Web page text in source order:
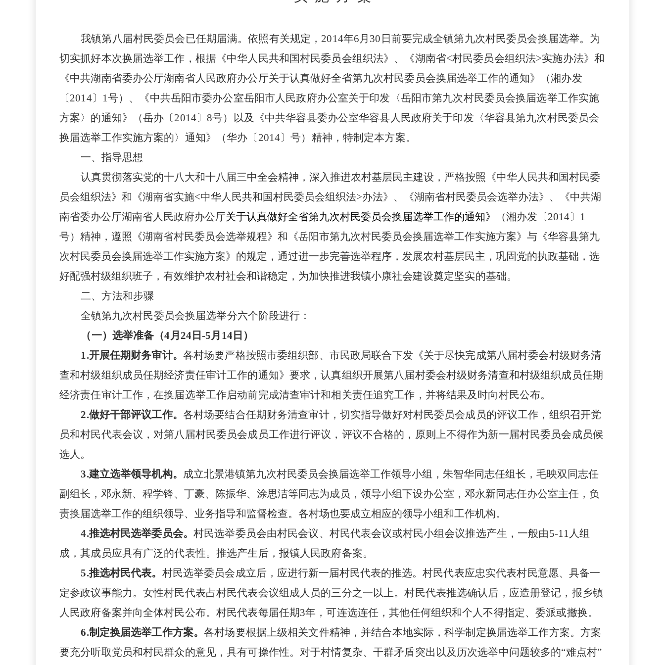
我镇第八届村民委员会已任期届满。依照有关规定， 2014年6月 30 日前要完成全镇第九次村民委员会换届选举。为
切实抓好本次换届选举工作，根据《中华人民共和国村民委员会组织法》、《湖南省<村民委员会组织法>实施办法》和
《中共湖南省委办公厅湖南省人民政府办公厅关于认真做好全省第九次村民委员会换届选举工作的通知》（湘办发
〔2014〕 1号）、《中共岳阳市委办公室岳阳市人民政府办公室关于印发〈岳阳市第九次村民委员会换届选举工作实施
方案〉的通知》（岳办〔2014〕8号）以及《中共华容县委办公室华容县人民政府关于印发〈华容县第九次村民委员会
换届选举工作实施方案的〉通知》（华办 〔 2014〕号）精神，特制定本方案。
一、指导思想
认真贯彻落实党的十八大和十八届三中全会精神，深入推进农村基层民主建设，严格按照《中华人民共和国村民委
员会组织法》和《湖南省实施<中华人民共和国村民委员会组织法>办法》、《湖南省村民委员会选举办法》 、《中共湖
南省委办公厅湖南省人民政府办公厅关于认真做好全省第九次村民委员会换届选举工作的通知》 （湘办发〔2014〕 1
号）精神，遵照《湖南省村民委员会选举规程》和《岳阳市第九次村民委员会换届选举工作实施方案》与《华容县第九
次村民委员会换届选举工作实施方案》的规定，通过进一步完善选举程序，发展农村基层民主，巩固党的执政基础，选
好配强村级组织班子，有效维护农村社会和谐稳定，为加快推进我镇小康社会建设奠定坚实的基础。
二、方法和步骤
全镇第九次村民委员会换届选举分六个阶段进行：
（一）选举准备（4月 24 日-5月 14 日）
1.开展任期财务审计。 各村场要严格按照市委组织部、市民政局联合下发《关于尽快完成第八届村委会村级财务清
查和村级组织成员任期经济责任审计工作的通知》要求，认真组织开展第八届村委会村级财务清查和村级组织成员任期
经济责任审计工作，在换届选举工作启动前完成清查审计和相关责任追究工作，并将结果及时向村民公布。
2.做好干部评议工作。 各村场要结合任期财务清查审计，切实指导做好对村民委员会成员的评议工作，组织召开党
员和村民代表会议，对第八届村民委员会成员工作进行评议，评议不合格的，原则上不得作为新一届村民委员会成员候
选人。
3.建立选举领导机构。 成立北景港镇第九次村民委员会换届选举工作领导小组，朱智华同志任组长，毛映双同志任
副组长，邓永新、程学锋、丁豪、陈振华、涂思洁等同志为成员，领导小组下设办公室，邓永新同志任办公室主任，负
责换届选举工作的组织领导、业务指导和监督检查。各村场也要成立相应的领导小组和工作机构。
4.推选村民选举委员会。村民选举委员会由村民会议、村民代表会议或村民小组会议推选产生，一般由5-11人组
成，其成员应具有广泛的代表性。推选产生后，报镇人民政府备案。
5.推选村民代表。 村民选举委员会成立后， 应进行新一届村民代表的推选。村民代表应忠实代表村民意愿、具备一
定参政议事能力。女性村民代表占村民代表会议组成人员的三分之一以上。村民代表推选确认后，应造册登记，报乡镇
人民政府备案并向全体村民公布。村民代表每届任期3年，可连选连任，其他任何组织和个人不得指定、委派或撤换。
6.制定换届选举工作方案。各村场要根据上级相关文件精神，并结合本地实际，科学制定换届选举工作方案。方案
要充分听取党员和村民群众的意见，具有可操作性。对于村情复杂、干群矛盾突出以及历次选举中问题较多的“难点村”